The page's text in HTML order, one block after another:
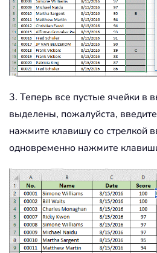
3. Теперь все пустые ячейки в
выделены, пожалуйста,
нажмите клавишу со стрелкой
одновременно нажмите